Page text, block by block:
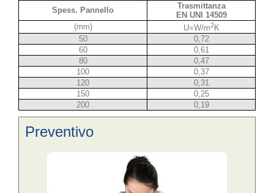
Spess. Pannello
Trasmittanza
EN UNI 14509
(mm)
U=W/m2K
50
0,72
60
0,61
80
0,47
100
0,37
120
0,31
150
0,25
200
0,19
Preventivo